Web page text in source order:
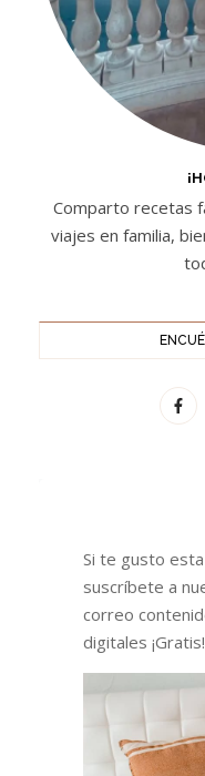
Comparto recetas
viajes en familia,
Si te gusto
suscríbete a
correo
digitales ¡Gratis!